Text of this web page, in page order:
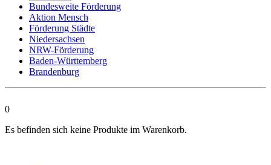
Bundesweite Förderung
Aktion Mensch
Förderung Städte
Niedersachsen
NRW-Förderung
Baden-Württemberg
Brandenburg
0
Es befinden sich keine Produkte im Warenkorb.